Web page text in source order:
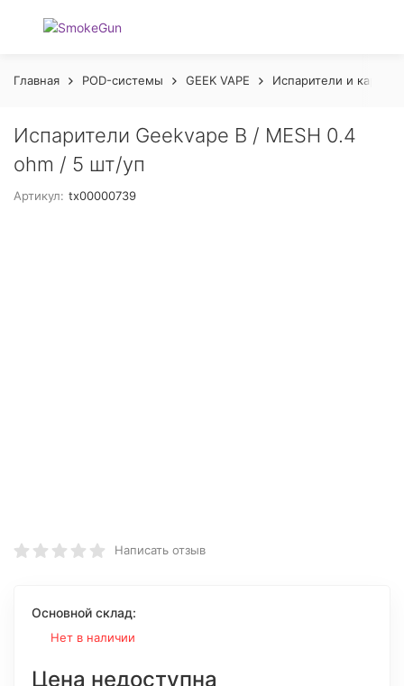
Главная POD-системы GEEK VAPE Испарители и
Испарители Geekvape B / MESH 0.4
ohm / 5 шт/уп
Артикул: tx00000739
Написать отзыв
Основной склад:
Нет в наличии
Цена недоступна